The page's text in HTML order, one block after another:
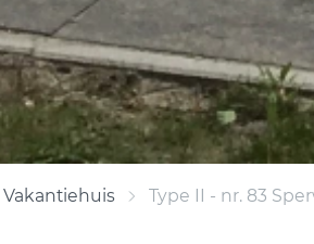
Vakantiehuis Type II - nr. 83